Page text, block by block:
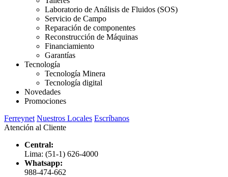
Laboratorio de Análisis de Fluidos (SOS)
Servicio de Campo
Reparación de componentes
Reconstrucción de Máquinas
Financiamiento
Garantías
Tecnología
Tecnología Minera
Tecnología digital
Novedades
Promociones
Ferreynet Nuestros Locales Escríbanos
Atención al Cliente
Central:
Lima: (51-1) 626-4000
Whatsapp:
988-474-662